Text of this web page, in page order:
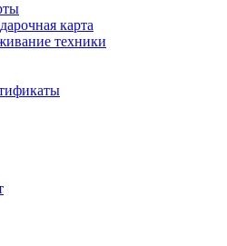
карта
техники